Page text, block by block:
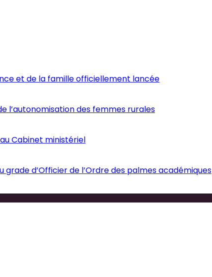
et de la famille officiellement lancée
l’autonomisation des femmes rurales
Cabinet ministériel
grade d’Officier de l’Ordre des palmes académiques